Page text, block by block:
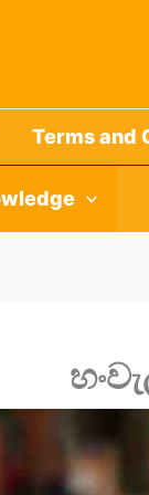
Terms and